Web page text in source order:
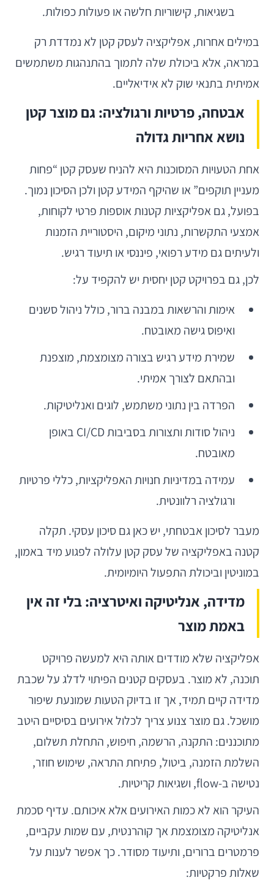
בשגיאות, קישוריות חלשה או פעולות כפולות.
במילים אחרות, אפליקציה לעסק קטן לא נמדדת רק
במראה, אלא ביכולת שלה לתמוך בהתנהגות משתמשים
אמיתית בתנאי שוק לא אידיאליים.
אבטחה, פרטיות ורגולציה: גם מוצר קטן
נושא אחריות גדולה
אחת הטעויות המסוכנות היא להניח שעסק קטן “פחות
מעניין תוקפים” או שהיקף המידע קטן ולכן הסיכון נמוך.
בפועל, גם אפליקציות קטנות אוספות פרטי לקוחות,
אמצעי התקשרות, נתוני מיקום, היסטוריית הזמנות
ולעיתים גם מידע רפואי, פיננסי או תיעוד רגיש.
לכן, גם בפרויקט קטן יחסית יש להקפיד על:
אימות והרשאות במבנה ברור, כולל ניהול סשנים
ואיפוס גישה מאובטח.
שמירת מידע רגיש בצורה מצומצמת, מוצפנת
ובהתאם לצורך אמיתי.
הפרדה בין נתוני משתמש, לוגים ואנליטיקות.
ניהול סודות ותצורות בסביבות CI/CD באופן
מאובטח.
עמידה במדיניות חנויות האפליקציות, כללי פרטיות
ורגולציה רלוונטית.
מעבר לסיכון אבטחתי, יש כאן גם סיכון עסקי. תקלה
קטנה באפליקציה של עסק קטן עלולה לפגוע מיד באמון,
במוניטין וביכולת התפעול היומיומית.
מדידה, אנליטיקה ואיטרציה: בלי זה אין
באמת מוצר
אפליקציה שלא מודדים אותה היא למעשה פרויקט
תוכנה, לא מוצר. בעסקים קטנים הפיתוי לדלג על שכבת
מדידה קיים תמיד, אך זו בדיוק הטעות שמונעת שיפור
מושכל. גם מוצר צנוע צריך לכלול אירועים בסיסיים היטב
מתוכננים: התקנה, הרשמה, חיפוש, התחלת תשלום,
השלמת הזמנה, ביטול, פתיחת התראה, שימוש חוזר,
נטישה ב-flow, ושגיאות קריטיות.
העיקר הוא לא כמות האירועים אלא איכותם. עדיף סכמת
אנליטיקה מצומצמת אך קוהרנטית, עם שמות עקביים,
פרמטרים ברורים, ותיעוד מסודר. כך אפשר לענות על
שאלות פרקטיות: